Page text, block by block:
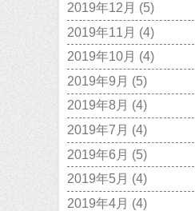
2019年12月 (5)
2019年11月 (4)
2019年10月 (4)
2019年9月 (5)
2019年8月 (4)
2019年7月 (4)
2019年6月 (5)
2019年5月 (4)
2019年4月 (4)